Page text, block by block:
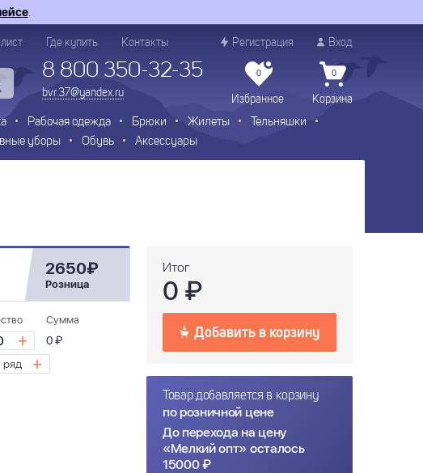
.
Где купить Контакты Регистрация Вход
8 800 350-32-35
bvr.37@yandex.ru
0
Избранное
0
Корзина
Рабочая одежда Брюки Жилеты
Тельняшки
уборы Обувь Аксессуары
2650₽
Розница
Сумма
+ 0 ₽
ряд +
Итог
0 ₽
Добавить в корзину
Товар добавляется в корзину
по розничной цене
До перехода на цену
«Мелкий опт» осталось
15000 ₽